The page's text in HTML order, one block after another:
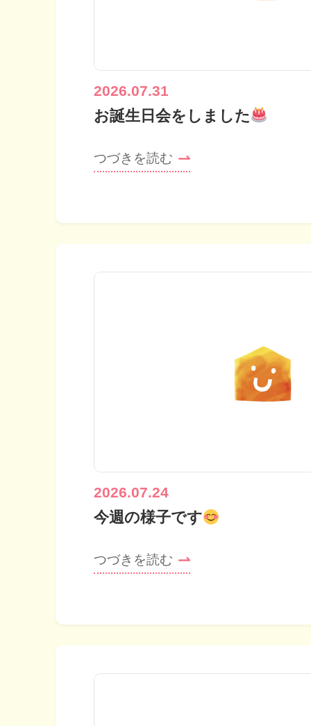
2026.07.31
お誕生日会をしました
つづきを読む
2026.07.24
今週の様子です
つづきを読む